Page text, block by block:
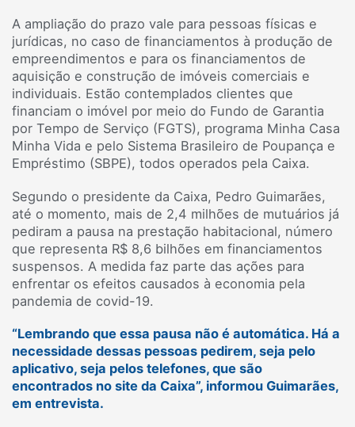
A ampliação do prazo vale para pessoas físicas e
jurídicas, no caso de financiamentos à produção de
empreendimentos e para os financiamentos de
aquisição e construção de imóveis comerciais e
individuais. Estão contemplados clientes que
financiam o imóvel por meio do Fundo de Garantia
por Tempo de Serviço (FGTS), programa Minha Casa
Minha Vida e pelo Sistema Brasileiro de Poupança e
Empréstimo (SBPE), todos operados pela Caixa.
Segundo o presidente da Caixa, Pedro Guimarães,
até o momento, mais de 2,4 milhões de mutuários já
pediram a pausa na prestação habitacional, número
que representa R$ 8,6 bilhões em financiamentos
suspensos. A medida faz parte das ações para
enfrentar os efeitos causados à economia pela
pandemia de covid-19.
“Lembrando que essa pausa não é automática. Há a
necessidade dessas pessoas pedirem, seja pelo
aplicativo, seja pelos telefones, que são
encontrados no site da Caixa”, informou Guimarães,
em entrevista.